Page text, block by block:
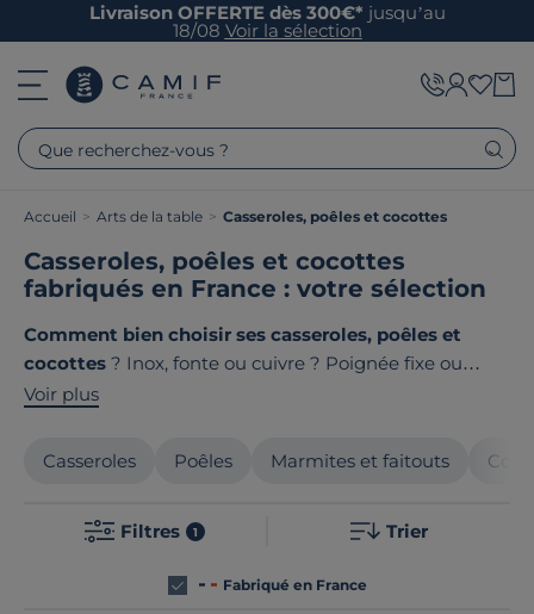
Livraison OFFERTE dès 300€* jusqu’au
18/08 Voir la sélection
Que recherchez-vous ?
Accueil > Arts de la table > Casseroles, poêles et cocottes
Casseroles, poêles et cocottes
fabriqués en France : votre sélection
Comment bien choisir ses casseroles, poêles et
cocottes ? Inox, fonte ou cuivre ? Poignée fixe ou
amovible ? Autant de questions pour trouver les
dans toutes vos préparations culinaires. Le point
Voir plus
Casseroles Poêles Marmites et faitouts
Filtres 1 Trier
Fabriqué en France